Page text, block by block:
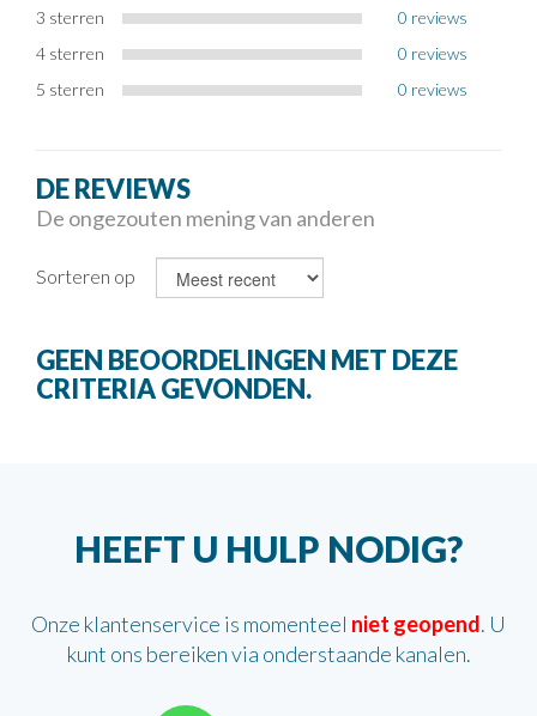
3 sterren
0 reviews
4 sterren
0 reviews
5 sterren
0 reviews
DE REVIEWS
De ongezouten mening van anderen
Sorteren op
GEEN BEOORDELINGEN MET DEZE
CRITERIA GEVONDEN.
HEEFT U HULP NODIG?
Onze klantenservice is momenteel niet geopend. U
kunt ons bereiken via onderstaande kanalen.